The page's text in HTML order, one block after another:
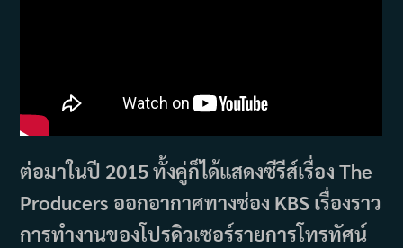
ต่อมาในปี 2015 ทั้งคู่ก็ได้แสดงซีรีส์เรื่อง The
Producers ออกอากาศทางช่อง KBS เรื่องราว
การทำงานของโปรดิวเซอร์รายการโทรทัศน์